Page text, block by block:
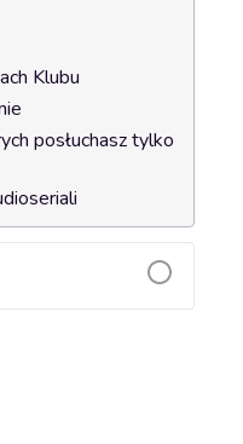
Klubu
posłuchasz tylko